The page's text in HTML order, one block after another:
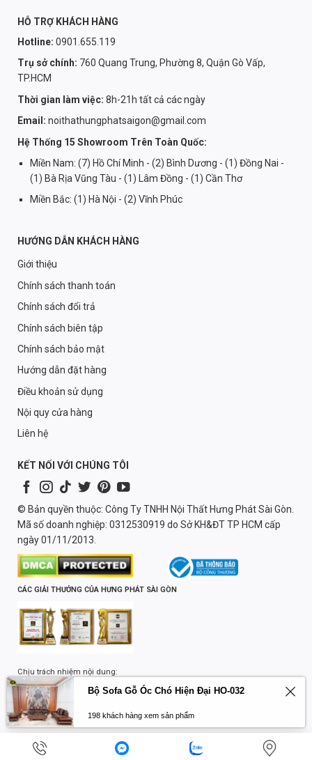
HỖ TRỢ KHÁCH HÀNG
Hotline: 0901.655.119
Trụ sở chính: 760 Quang Trung, Phường 8, Quận Gò Vấp,
TP.HCM
Thời gian làm việc: 8h-21h tất cả các ngày
Email: noithathungphatsaigon@gmail.com
Hệ Thống 15 Showroom Trên Toàn Quốc:
Miền Nam: (7) Hồ Chí Minh - (2) Bình Dương - (1) Đồng Nai -
(1) Bà Rịa Vũng Tàu - (1) Lâm Đồng - (1) Cần Thơ
Miền Bắc: (1) Hà Nội - (2) Vĩnh Phúc
HƯỚNG DẪN KHÁCH HÀNG
Giới thiệu
Chính sách thanh toán
Chính sách đổi trả
Chính sách biên tập
Chính sách bảo mật
Hướng dẫn đặt hàng
Điều khoản sử dụng
Nội quy cửa hàng
Liên hệ
KẾT NỐI VỚI CHÚNG TÔI
© Bản quyền thuộc: Công Ty TNHH Nội Thất Hưng Phát Sài Gòn.
Mã số doanh nghiệp: 0312530919 do Sở KH&ĐT TP HCM cấp
ngày 01/11/2013.
CÁC GIẢI THƯỞNG CỦA HƯNG PHÁT SÀI GÒN
Chịu trách nhiệm nội dung:
Lương Quốc TrườngBộ Sofa Gỗ Óc Chó Hiện Đại HO-032
198 khách hàng xem sản phẩm